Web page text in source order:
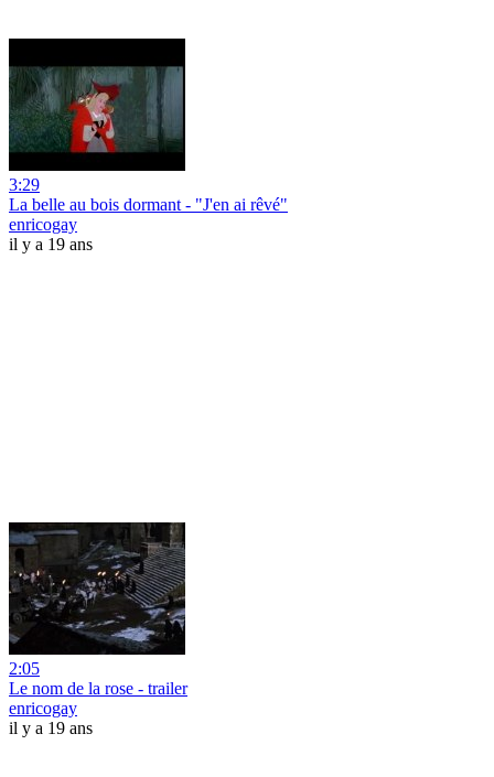
3:29
La belle au bois dormant - "J'en ai rêvé"
enricogay
il y a 19 ans
2:05
Le nom de la rose - trailer
enricogay
il y a 19 ans